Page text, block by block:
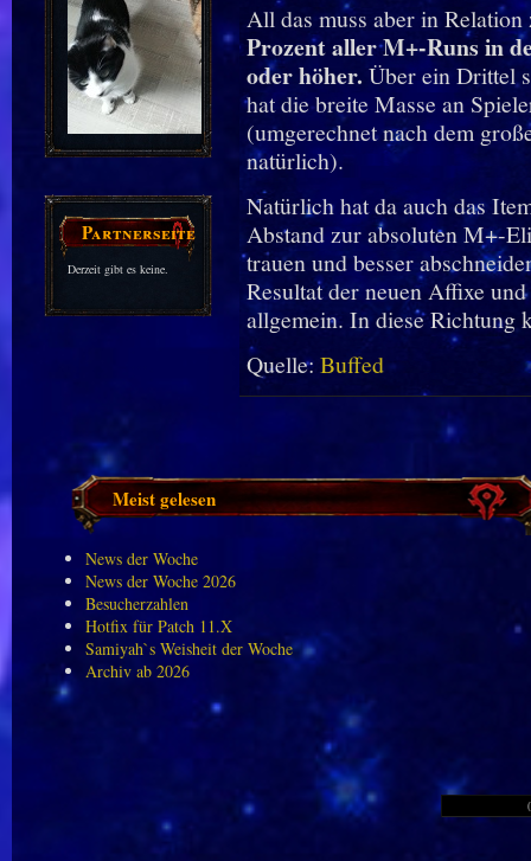
Partnerseiten
Derzeit gibt es keine.
All das muss aber in
Prozent aller M+-Runs in
oder höher. Über ein Drittel
hat die breite Masse an
(umgerechnet nach dem
natürlich).
Natürlich hat da auch das
Abstand zur absoluten M+-
trauen und besser
Resultat der neuen Affixe
allgemein. In diese Richtung
Quelle:Buffed
Meist gelesen
News der Woche
News der Woche 2026
Besucherzahlen
Hotfix für Patch 11.X
Samiyah`s Weisheit der Woche
Archiv ab 2026